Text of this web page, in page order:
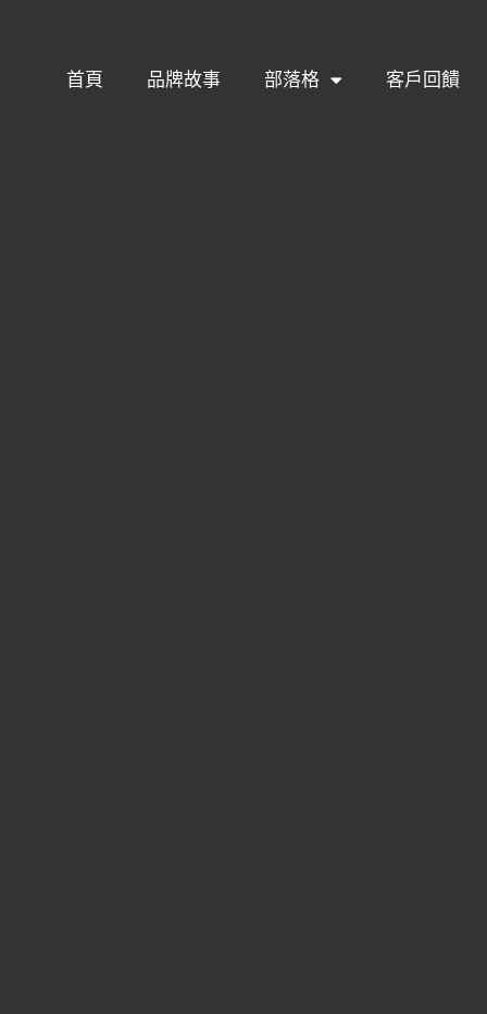
首頁 品牌故事 部落格 客戶回饋